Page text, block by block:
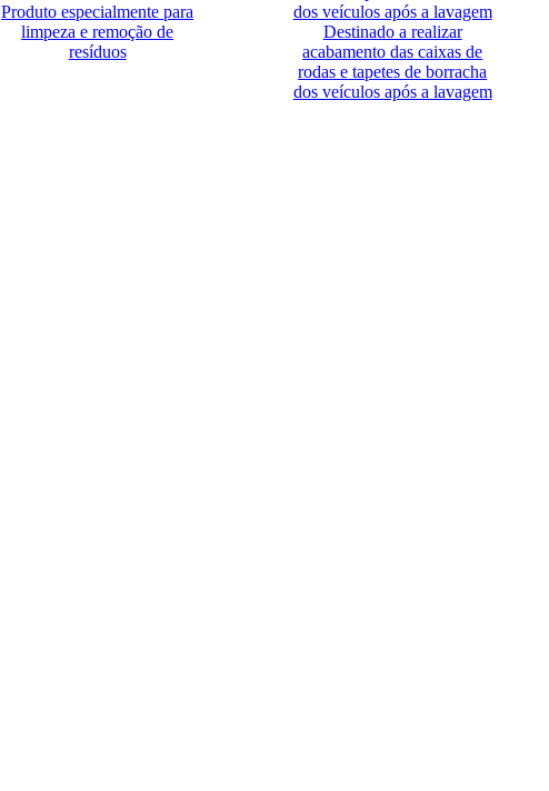
Produto especialmente para
limpeza e remoção de
resíduos
Destinado a realizar
acabamento das caixas de
rodas e tapetes de borracha
dos veículos após a lavagem